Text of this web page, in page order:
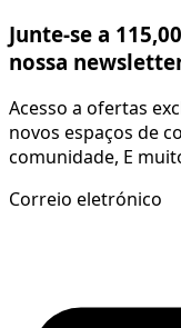
Junte-se a
nossa
Acesso a ofertas
novos espaços de
comunidade, E
Correio eletrónico